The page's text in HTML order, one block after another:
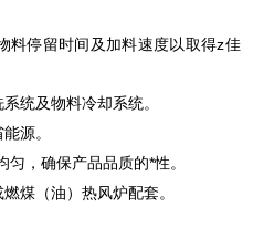
料停留时间及加料速度以取得z佳
统及物料冷却系统。
源。
，确保产品品质的*性。
煤（油）热风炉配套。